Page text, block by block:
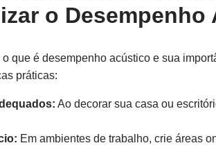
o
que é desempenho acústico e sua
práticas:
Ao decorar sua casa ou
Em ambientes de trabalho, crie áreas